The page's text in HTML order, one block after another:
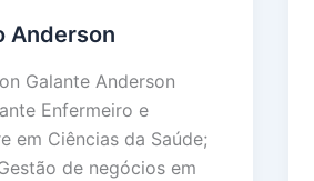
Anderson
Galante Anderson
Enfermeiro e
em Ciências da Saúde;
de negócios em